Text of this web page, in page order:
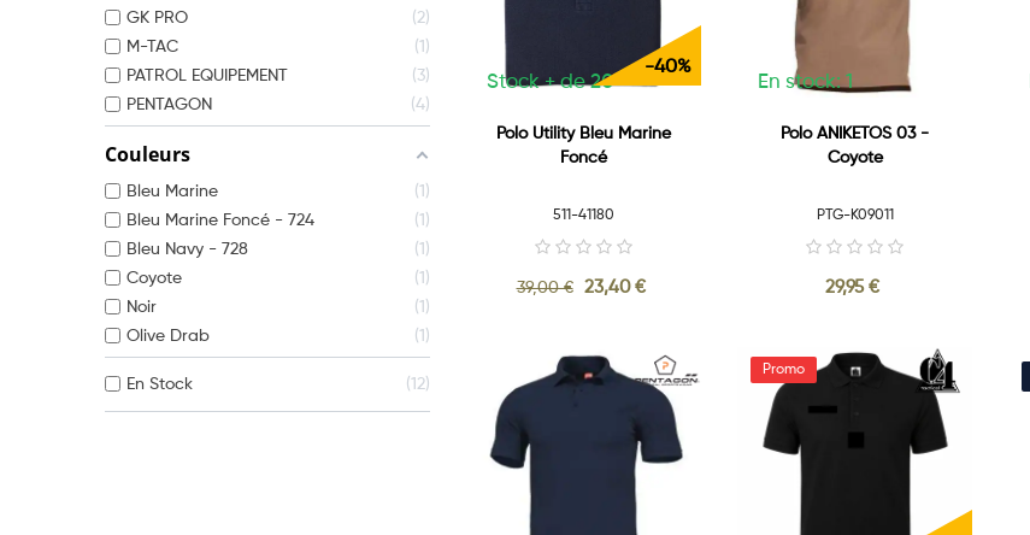
GK PRO
2
M-TAC
1
PATROL EQUIPEMENT
3
PENTAGON
4
Couleurs
Bleu Marine
1
Bleu Marine Foncé - 724
1
Bleu Navy - 728
1
Coyote
1
Noir
1
Olive Drab
1
En Stock 12
Stock + de 20
-40%
Polo Utility Bleu Marine
Foncé
511-41180
39,00 € 23,40 €
En stock: 1
Polo ANIKETOS 03 -
Coyote
PTG-K09011
29,95 €